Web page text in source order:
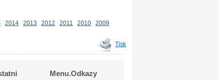
2014 2013 2012 2011 2010
2009
Tisk
Menu.Odkazy